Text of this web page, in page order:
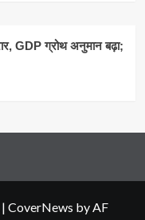
GDP ग्रोथ अनुमान बढ़ा;
| CoverNews by AF